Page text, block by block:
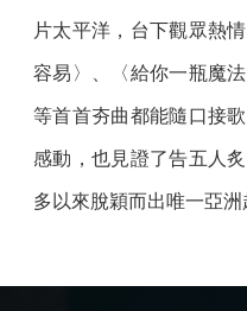
片太平洋，台下觀眾熱
容易〉、〈給你一瓶魔
等首首夯曲都能隨口接
感動，也見證了告五人
多以來脫穎而出唯一亞洲